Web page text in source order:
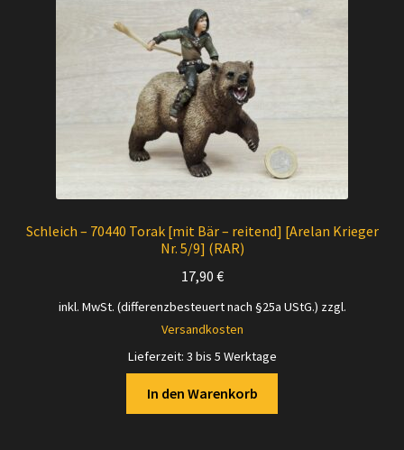
Datenschutzerklärung
Versand + Wichtige Infos
Schleich – 70440 Torak [mit Bär – reitend] [Arelan Krieger
Nr. 5/9] (RAR)
17,90 €
inkl. MwSt. (differenzbesteuert nach §25a UStG.) zzgl.
Versandkosten
Lieferzeit: 3 bis 5 Werktage
In den Warenkorb